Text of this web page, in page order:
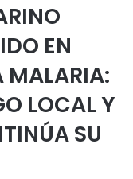
EN
MALARIA:
LOCAL Y
SU